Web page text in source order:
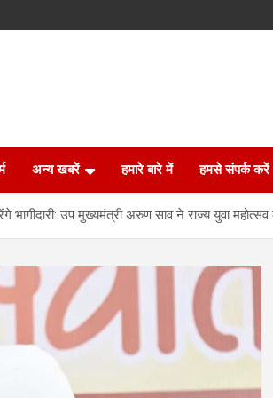
अन्य खबरें हमारे बारे में हमसे संपर्क करें
उप मुख्यमंत्री अरुण साव ने राज्य युवा महोत्सव